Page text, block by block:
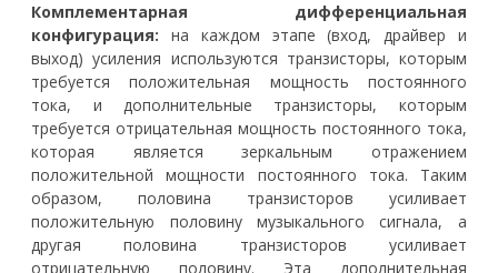
Комплементарная дифференциальная
конфигурация: на каждом этапе (вход, драйвер и
выход) усиления используются транзисторы, которым
требуется положительная мощность постоянного
тока, и дополнительные транзисторы, которым
требуется отрицательная мощность постоянного тока,
которая является зеркальным отражением
положительной мощности постоянного тока. Таким
образом, половина транзисторов усиливает
положительную половину музыкального сигнала, а
другая половина транзисторов усиливает
отрицательную половину. Эта дополнительная